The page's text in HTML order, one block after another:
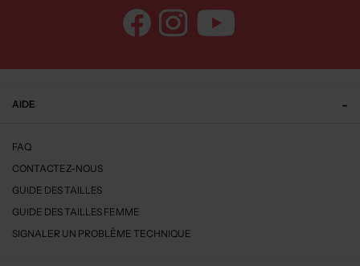
AIDE
FAQ
CONTACTEZ-NOUS
GUIDE DES TAILLES
GUIDE DES TAILLES FEMME
SIGNALER UN PROBLÈME TECHNIQUE